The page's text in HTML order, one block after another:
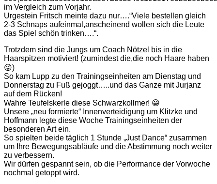
im Vergleich zum Vorjahr.
Urgestein Fritsch meinte dazu nur….“Viele bestellen gleich
2-3 Schnaps aufeinmal,anscheinend wollen sich die Leute
das Spiel schön trinken….“.
Trotzdem sind die Jungs um Coach Nötzel bis in die
Haarspitzen motiviert! (zumindest die,die noch Haare haben
😜)
So kam Lupp zu den Trainingseinheiten am Dienstag und
Donnerstag zu Fuß gejoggt…..und das Ganze mit Jurjanz
auf dem Rücken!
Wahre Teufelskerle diese Schwarzkollmer! 😀
Unsere „neu formierte“ Innenverteidigung um Klitzke und
Hoffmann legte diese Woche Trainingseinheiten der
besonderen Art ein.
So spielten beide täglich 1 Stunde „Just Dance“ zusammen
um Ihre Bewegungsabläufe und die Abstimmung noch weiter
zu verbessern.
Wir dürfen gespannt sein, ob die Performance der Vorwoche
nochmal getoppt wird.